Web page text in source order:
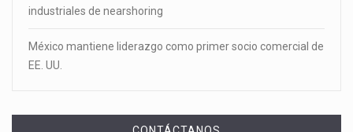
industriales de nearshoring
México mantiene liderazgo como primer socio comercial de
EE. UU.